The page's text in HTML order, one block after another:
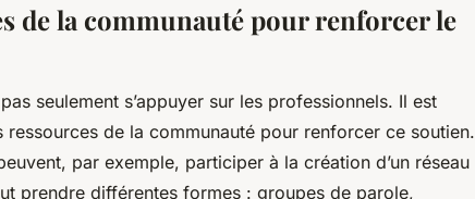
de la communauté pour renforcer le
seulement s’appuyer sur les professionnels. Il est
de la communauté pour renforcer ce soutien.
par exemple, participer à la création d’un réseau
prendre différentes formes : groupes de parole,